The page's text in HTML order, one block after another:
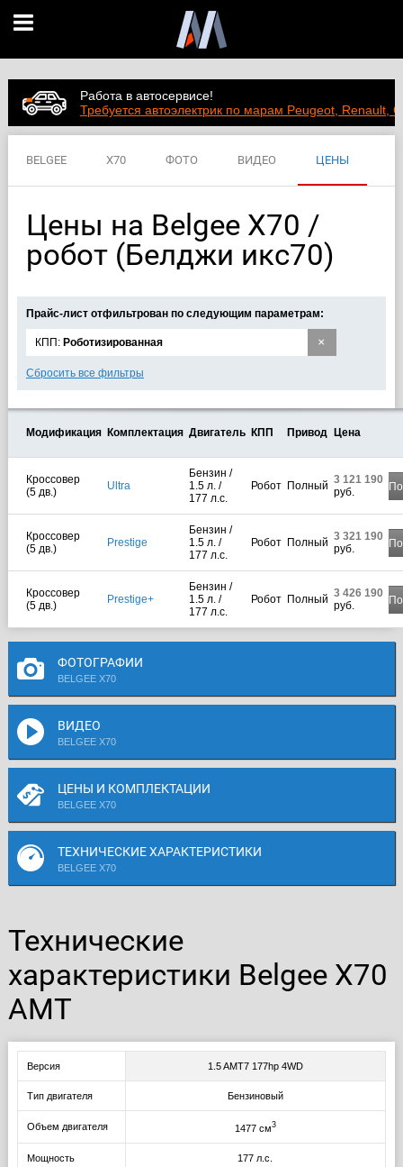
Работа в автосервисе!
Требуется автоэлектрик по марам Peugeot, Renault,
BELGEE X70 ФОТО ВИДЕО ЦЕНЫ
Цены на Belgee X70 /
робот (Белджи икс70)
Прайс-лист отфильтрован по следующим параметрам:
×
КПП: Роботизированная
Сбросить все фильтры
Модификация Комплектация Двигатель КПП Привод Цена
Кроссовер
(5 дв.)
Ultra
Бензин /
1.5 л. /
177 л.с.
Робот Полный 3 121 190
руб.
Кроссовер
(5 дв.)
Prestige
Бензин /
1.5 л. /
177 л.с.
Робот Полный 3 321 190
руб.
Кроссовер
(5 дв.)
Prestige+
Бензин /
1.5 л. /
177 л.с.
Робот Полный 3 426 190
руб.
ФОТОГРАФИИ
BELGEE X70
ВИДЕО
BELGEE X70
ЦЕНЫ И КОМПЛЕКТАЦИИ
BELGEE X70
ТЕХНИЧЕСКИЕ ХАРАКТЕРИСТИКИ
BELGEE X70
Технические
характеристики Belgee X70
AMT
Версия 1.5 AMT7 177hp 4WD
Тип двигателя Бензиновый
Объем двигателя 1477 см3
Мощность 177 л.с.